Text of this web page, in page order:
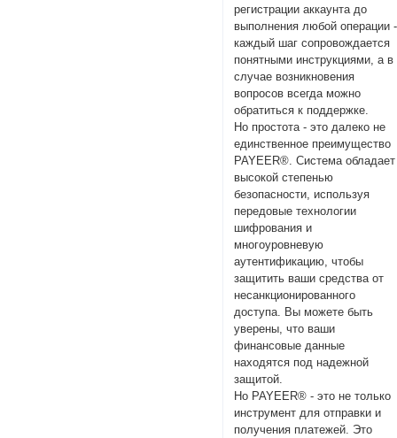
регистрации аккаунта до
выполнения любой операции -
каждый шаг сопровождается
понятными инструкциями, а в
случае возникновения
вопросов всегда можно
обратиться к поддержке.
Но простота - это далеко не
единственное преимущество
PAYEER®. Система обладает
высокой степенью
безопасности, используя
передовые технологии
шифрования и
многоуровневую
аутентификацию, чтобы
защитить ваши средства от
несанкционированного
доступа. Вы можете быть
уверены, что ваши
финансовые данные
находятся под надежной
защитой.
Но PAYEER® - это не только
инструмент для отправки и
получения платежей. Это